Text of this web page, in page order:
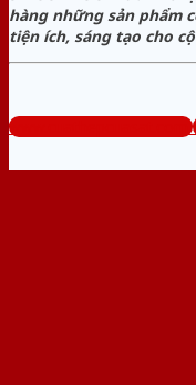
hàng những sản phẩm
tiện ích, sáng tạo cho
www.cuathepcuasat.com